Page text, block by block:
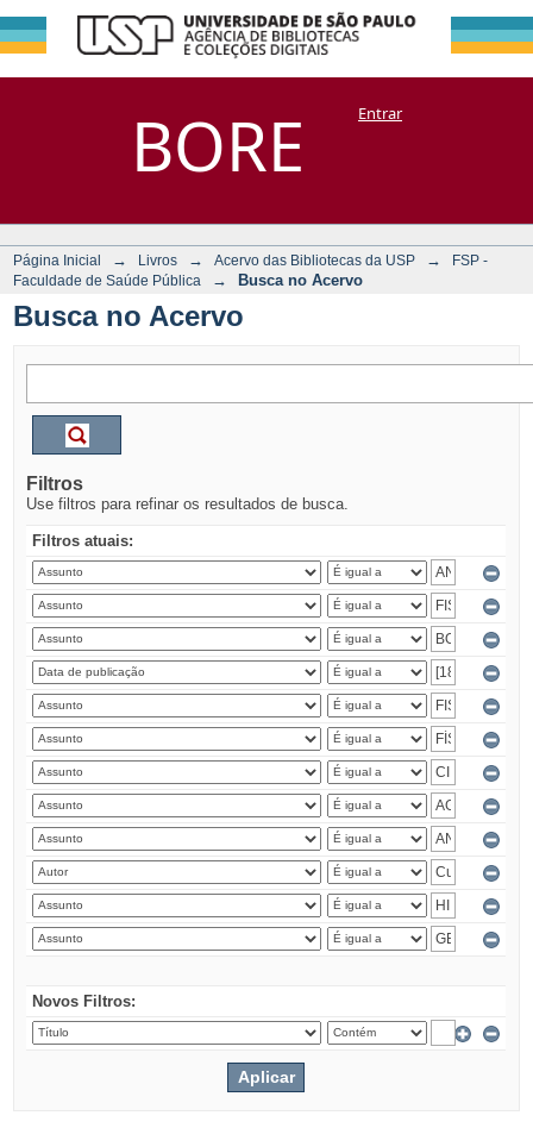
BORE
Busca no Acervo
DSpace/Manakin + CoriscoEntrar
Página Inicial → Livros → Acervo das Bibliotecas da USP →
FSP -
Faculdade de Saúde Pública
→ Busca no Acervo
Busca no Acervo
Filtros
Use filtros para refinar os resultados de busca.
Filtros atuais:
Novos Filtros: